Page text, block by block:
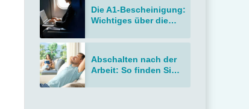
Die A1-Bescheinigung:
Wichtiges über die…
Abschalten nach der
Arbeit: So finden Si…